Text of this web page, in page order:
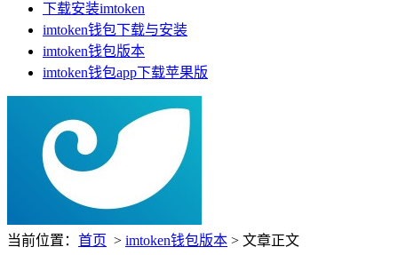
下载安装imtoken
imtoken钱包下载与安装
imtoken钱包版本
imtoken钱包app下载苹果版
当前位置： 首页 > imtoken钱包版本 > 文章正文